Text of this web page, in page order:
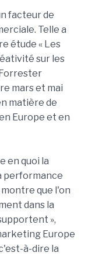
facteur de
Telle a
étude « Les
sur les
mars et mai
matière de
Europe et en
en quoi la
performance
que l'on
dans la
»,
Europe
à-dire la